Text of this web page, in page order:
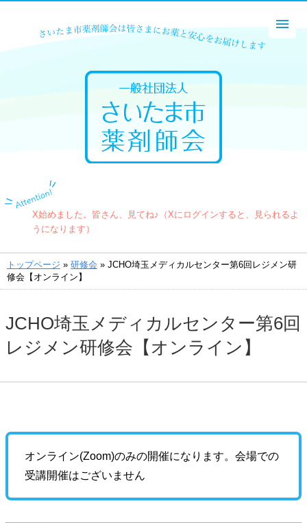
X始めました。皆さん、見てね♪（Xにログインすると、見られるよ
うになります）
トップページ » 研修会 » JCHO埼玉メディカルセンター第6回レジメン研
修会【オンライン】
JCHO埼玉メディカルセンター第6回
レジメン研修会【オンライン】
オンライン(Zoom)のみの開催になります。会場での
受講開催はございません